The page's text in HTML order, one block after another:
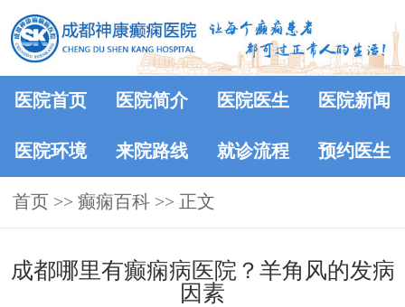
医院首页 医院简介 医院医生 医院新闻
医院环境 来院路线 就诊流程 预约医生
首页 >> 癫痫百科 >> 正文
成都哪里有癫痫病医院？羊角风的发病
因素